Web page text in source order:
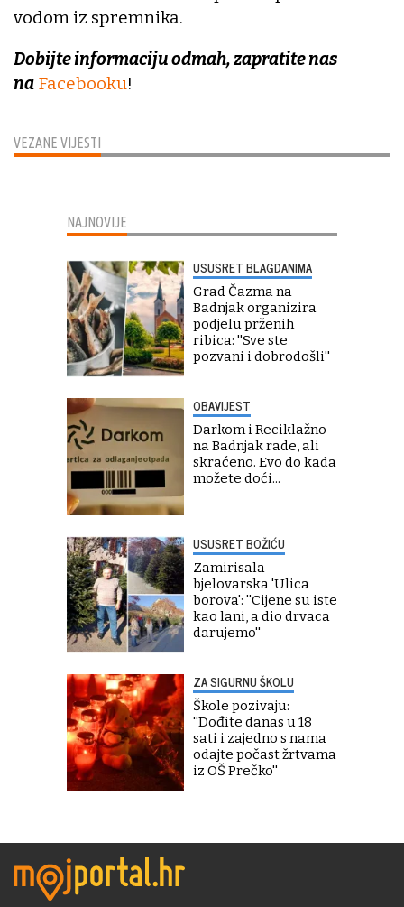
VEZANE VIJESTI
vodom iz spremnika.
Dobijte informaciju odmah, zapratite nas
na Facebooku!
NAJNOVIJE
USUSRET BLAGDANIMA
Grad Čazma na
Badnjak organizira
podjelu prženih
ribica: ''Sve ste
pozvani i dobrodošli''
OBAVIJEST
Darkom i Reciklažno
na Badnjak rade, ali
skraćeno. Evo do kada
možete doći...
USUSRET BOŽIĆU
Zamirisala
bjelovarska 'Ulica
borova': ''Cijene su iste
kao lani, a dio drvaca
darujemo''
ZA SIGURNU ŠKOLU
Škole pozivaju:
''Dođite danas u 18
sati i zajedno s nama
odajte počast žrtvama
iz OŠ Prečko''